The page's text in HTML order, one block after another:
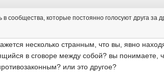
в сообщества, которые постоянно голосуют друга за
несколько странным, что вы, явно
в сговоре между собой? вы понимаете,
или это другое?